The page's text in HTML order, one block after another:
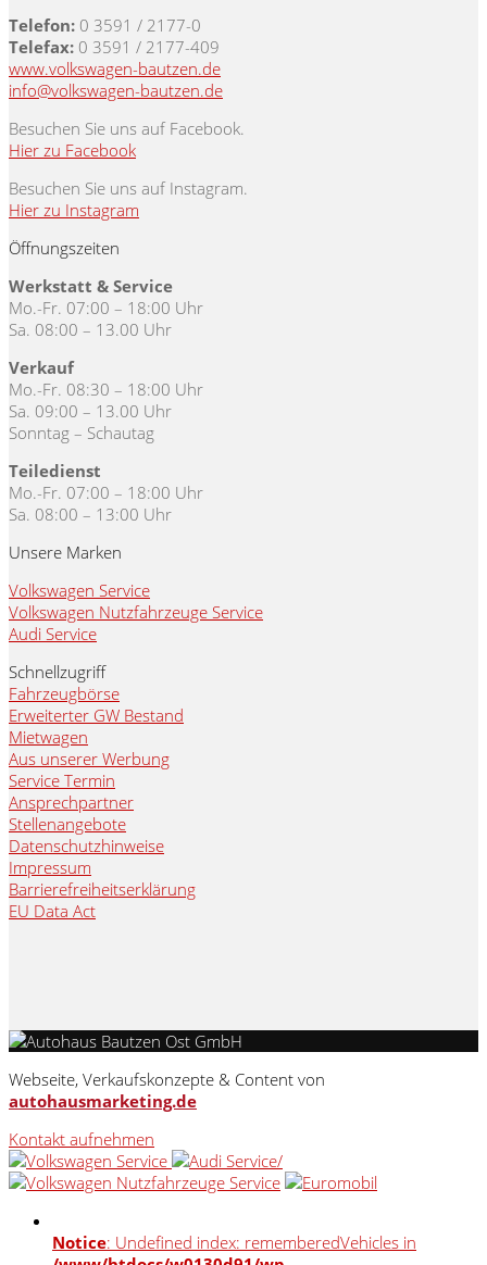
Telefon: 0 3591 / 2177-0
Telefax: 0 3591 / 2177-409
www.volkswagen-bautzen.de
info@volkswagen-bautzen.de
Besuchen Sie uns auf Facebook.
Hier zu Facebook
Besuchen Sie uns auf Instagram.
Hier zu Instagram
Öffnungszeiten
Werkstatt & Service
Mo.-Fr. 07:00 – 18:00 Uhr
Sa. 08:00 – 13.00 Uhr
Verkauf
Mo.-Fr. 08:30 – 18:00 Uhr
Sa. 09:00 – 13.00 Uhr
Sonntag – Schautag
Teiledienst
Mo.-Fr. 07:00 – 18:00 Uhr
Sa. 08:00 – 13:00 Uhr
Unsere Marken
Volkswagen Service
Volkswagen Nutzfahrzeuge Service
Audi Service
Schnellzugriff
Fahrzeugbörse
Erweiterter GW Bestand
Mietwagen
Aus unserer Werbung
Service Termin
Ansprechpartner
Stellenangebote
Datenschutzhinweise
Impressum
Barrierefreiheitserklärung
EU Data Act
Webseite, Verkaufskonzepte & Content von
autohausmarketing.de
Kontakt aufnehmen
Notice: Undefined index: rememberedVehicles in